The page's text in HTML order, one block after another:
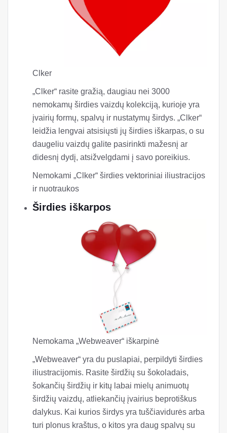
Clker
„Clker“ rasite gražią, daugiau nei 3000
nemokamų širdies vaizdų kolekciją, kurioje yra
įvairių formų, spalvų ir nustatymų širdys. „Clker“
leidžia lengvai atsisiųsti jų širdies iškarpas, o su
daugeliu vaizdų galite pasirinkti mažesnį ar
didesnį dydį, atsižvelgdami į savo poreikius.
Nemokami „Clker“ širdies vektoriniai iliustracijos
ir nuotraukos
Širdies iškarpos
Nemokama „Webweaver“ iškarpinė
„Webweaver“ yra du puslapiai, perpildyti širdies
iliustracijomis. Rasite širdžių su šokoladais,
šokančių širdžių ir kitų labai mielų animuotų
širdžių vaizdų, atliekančių įvairius beprotiškus
dalykus. Kai kurios širdys yra tuščiavidurės arba
turi plonus kraštus, o kitos yra daug spalvų su